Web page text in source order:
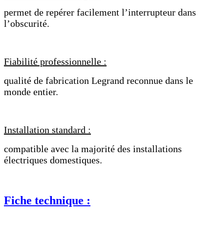
permet de repérer facilement l’interrupteur dans
l’obscurité.
Fiabilité professionnelle :
qualité de fabrication Legrand reconnue dans le
monde entier.
Installation standard :
compatible avec la majorité des installations
électriques domestiques.
Fiche technique :